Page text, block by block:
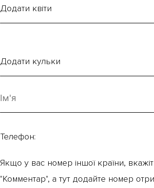
Додати квіти
Додати кульки
Телефон:
Якщо у вас номер іншої країни,
"Комментар", а тут додайте номер